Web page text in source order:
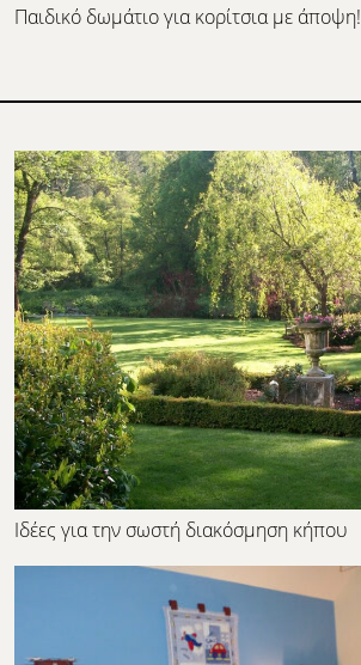
Παιδικό δωμάτιο για κορίτσια με άποψη!
Ιδέες για την σωστή διακόσμηση κήπου